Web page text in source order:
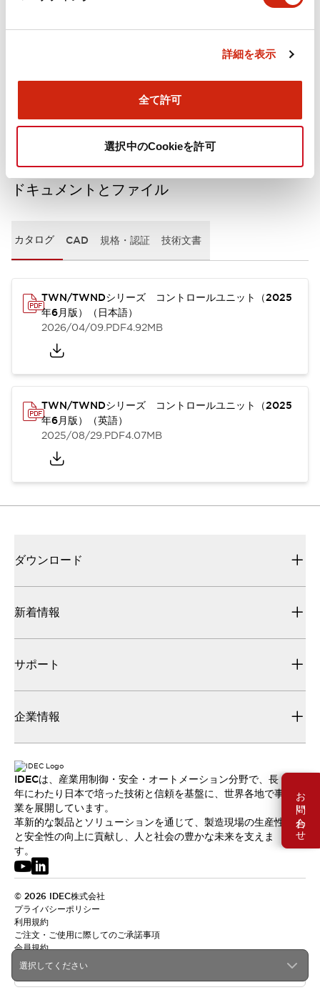
詳細を表示
全て許可
選択中のCookieを許可
お問い合わせ
機能仕様
ドキュメントとファイル
カタログ CAD 規格・認証 技術文書
TWN/TWNDシリーズ コントロールユニット（2025
年6月版）（日本語）
2026/04/09.PDF4.92MB
TWN/TWNDシリーズ コントロールユニット（2025
年6月版）（英語）
2025/08/29.PDF4.07MB
選択してください
ダウンロード
新着情報
サポート
企業情報
IDECは、産業用制御・安全・オートメーション分野で、長
年にわたり日本で培った技術と信頼を基盤に、世界各地で事
業を展開しています。
革新的な製品とソリューションを通じて、製造現場の生産性
と安全性の向上に貢献し、人と社会の豊かな未来を支えま
す。
© 2026 IDEC株式会社
プライバシーポリシー
利用規約
ご注文・ご使用に際してのご承諾事項
会員規約
日本